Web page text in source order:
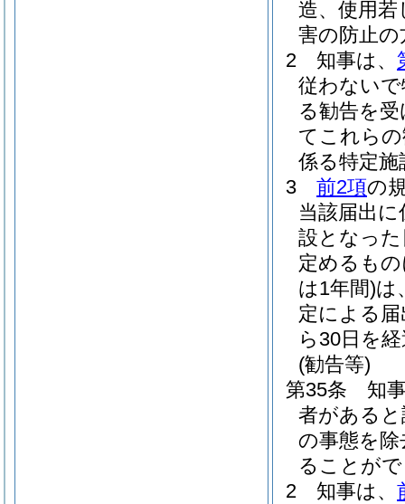
造、使用
害の防止
2
知事は、
従わない
る勧告を
てこれら
係る特定
3
前2項の
当該届出
設となっ
定めるも
は1年間)は
定による
ら30日を
(勧告等)
第35条
知
者がある
の事態を
ることが
2
知事は、